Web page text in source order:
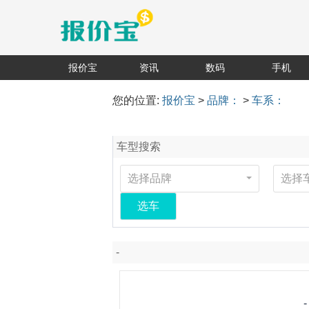
报价宝 资讯 数码 手机
您的位置:报价宝 >品牌： >车系：
车型搜索
选择品牌 选择
选车
-
-